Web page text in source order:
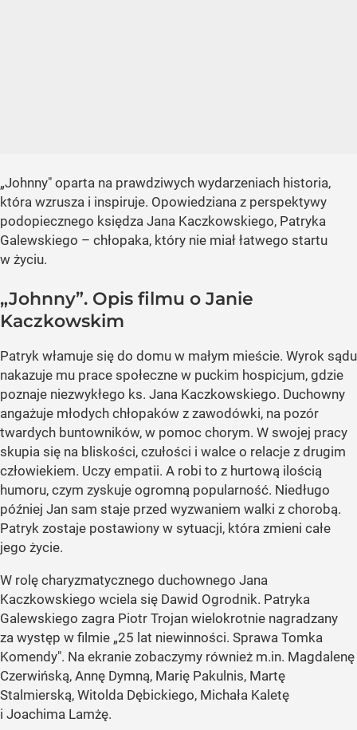
„Johnny" oparta na prawdziwych wydarzeniach historia,
która wzrusza i inspiruje. Opowiedziana z perspektywy
podopiecznego księdza Jana Kaczkowskiego, Patryka
Galewskiego – chłopaka, który nie miał łatwego startu
w życiu.
„Johnny”. Opis filmu o Janie
Kaczkowskim
Patryk włamuje się do domu w małym mieście. Wyrok sądu
nakazuje mu prace społeczne w puckim hospicjum, gdzie
poznaje niezwykłego ks. Jana Kaczkowskiego. Duchowny
angażuje młodych chłopaków z zawodówki, na pozór
twardych buntowników, w pomoc chorym. W swojej pracy
skupia się na bliskości, czułości i walce o relacje z drugim
człowiekiem. Uczy empatii. A robi to z hurtową ilością
humoru, czym zyskuje ogromną popularność. Niedługo
później Jan sam staje przed wyzwaniem walki z chorobą.
Patryk zostaje postawiony w sytuacji, która zmieni całe
jego życie.
W rolę charyzmatycznego duchownego Jana
Kaczkowskiego wciela się Dawid Ogrodnik. Patryka
Galewskiego zagra Piotr Trojan wielokrotnie nagradzany
za występ w filmie „25 lat niewinności. Sprawa Tomka
Komendy". Na ekranie zobaczymy również m.in. Magdalenę
Czerwińską, Annę Dymną, Marię Pakulnis, Martę
Stalmierską, Witolda Dębickiego, Michała Kaletę
i Joachima Lamżę.